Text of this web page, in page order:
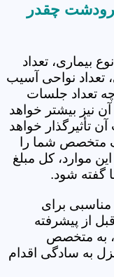
چقدر
بیماری، تعداد
تعداد نواحی آسیب
تعداد جلسات
نیز بیشتر خواهد
تأثیرگذار خواهد
متخصص شما را
موارد، کل مبلغ
گفته شود.
مناسبی برای
از پیشرفته
به متخصص
به سادگی اقدام